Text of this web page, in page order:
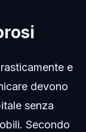
e
devono
senza
Secondo